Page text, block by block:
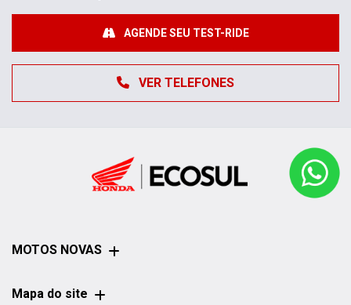
VER TELEFONES
AGENDE SEU TEST-RIDE
MOTOS NOVAS
Mapa do site